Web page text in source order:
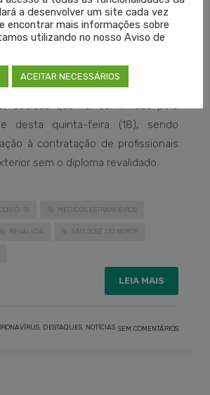
Grande, recorrendo às mesmas
o pedido de liminar em ação civil
desta quinta-feira (18), sendo
à contratação de profissionais
sem o diploma revalidado.
COVID-19 MÉDICOS ESTRANGEIROS
REVALIDA SÃO JOSÉ DO NORTE
LEIA MAIS
DESTAQUES NOTÍCIAS SEM COMENTÁRIOS
a desenvolver um site cada vez
encontrar mais informações sobre
utilizando no nosso Aviso de
ACEITAR NECESSÁRIOS